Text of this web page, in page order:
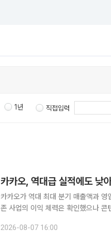
1년 직접입력
카카오, 역대급 실적에도 낮
카카오가 역대 최대 분기 매출액과 영
존 사업의 이익 체력은 확인했으나
2026-08-07 16:00